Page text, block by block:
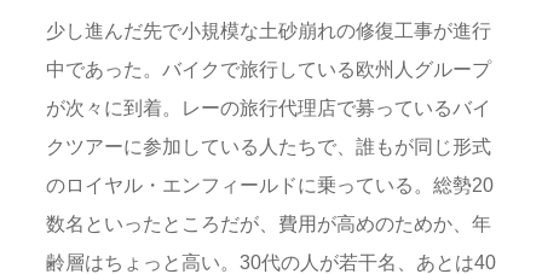
少し進んだ先で小規模な土砂崩れの修復工事が進行
中であった。バイクで旅行している欧州人グループ
が次々に到着。レーの旅行代理店で募っているバイ
クツアーに参加している人たちで、誰もが同じ形式
のロイヤル・エンフィールドに乗っている。総勢20
数名といったところだが、費用が高めのためか、年
齢層はちょっと高い。30代の人が若干名、あとは40